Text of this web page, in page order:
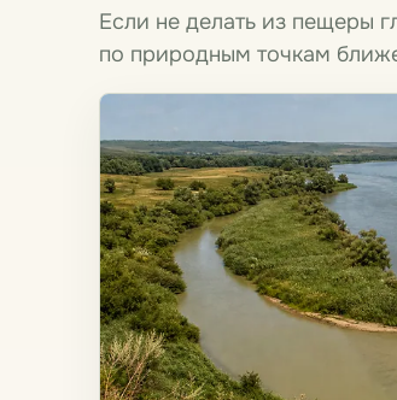
Если не делать из пещеры
по природным точкам